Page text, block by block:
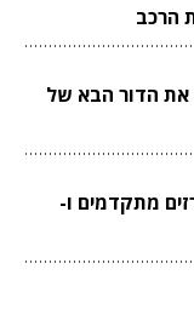
הרכב
את הדור הבא של
מתקדמים ו-